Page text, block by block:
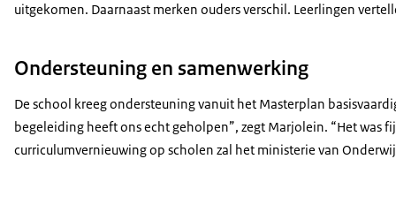
uitgekomen. Daarnaast merken ouders verschil. Leerlingen
Ondersteuning en samenwerking
De school kreeg ondersteuning vanuit het Masterplan
begeleiding heeft ons echt geholpen”, zegt Marjolein. “Het was
curriculumvernieuwing op scholen zal het ministerie van